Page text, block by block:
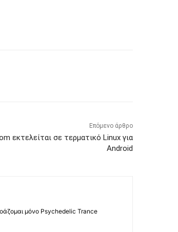
Επόμενο άρθρο
εκτελείται σε τερματικό Linux για
Android
μόνο Psychedelic Trance